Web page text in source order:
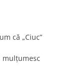
că „Ciuc”
mulţumesc